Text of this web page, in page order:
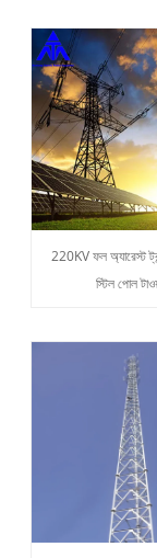
220KV ফল অ্যারেস্ট
স্টিল পোল